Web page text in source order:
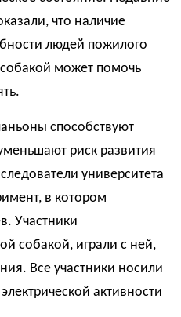
что наличие
людей пожилого
собакой может помочь
способствуют
риск развития
университета
в котором
Участники
собакой, играли с ней,
Все участники носили
активности